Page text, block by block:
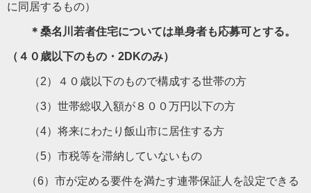
に同居するもの）
＊桑名川若者住宅については単身者も応募可とする。
（４０歳以下のもの・2DKのみ）
（2）４０歳以下のもので構成する世帯の方
（3）世帯総収入額が８００万円以下の方
（4）将来にわたり飯山市に居住する方
（5）市税等を滞納していないもの
（6）市が定める要件を満たす連帯保証人を設定できる